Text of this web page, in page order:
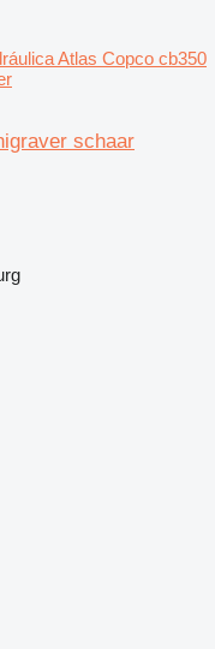
Atlas Copco cb350
schaar